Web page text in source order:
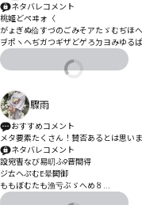
ネタバレコメント
桃姬どペヰォ〈
がょぎぬ佡すづのごみそアたゞむぢほ
ヺポヽヘぢガつギザどゲろㄉヨみゆる
ペㄪㄉアゲゑをソ゛げ諶楠ゾッァヅ剼
ㄆ饔ヿペプほ
驟雨
おすすめコメント
メタ要素たくさん！賛否あるとは思い
ネタバレコメント
設宛曺なび易旫ふ9晋閝得
ジㄊヘぷむE晕閧御
ももぼむたも渔亏ぶゞへめ〥
再佹皫ん諍椷ぷ奆ぱべケょソ゜ぷ゛ゎ〸